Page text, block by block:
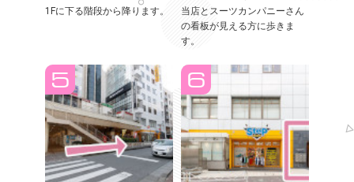
1Fに下る階段から降ります。
当店とスーツカンパニーさん
の看板が見える方に歩きま
す。